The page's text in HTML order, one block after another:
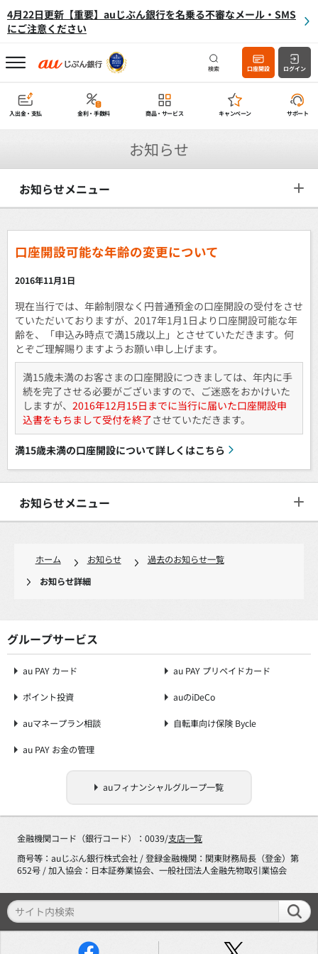
4月22日更新【重要】auじぶん銀行を名乗る不審なメール・SMS
にご注意ください
検索 口座開設 ログイン
入出金・支払 金利・手数料 商品・サービス キャンペーン サポート
お知らせ
お知らせメニュー
口座開設可能な年齢の変更について
2016年11月1日
現在当行では、年齢制限なく円普通預金の口座開設の受付をさせ
ていただいておりますが、2017年1月1日より口座開設可能な年
齢を、「申込み時点で満15歳以上」とさせていただきます。何
とぞご理解賜りますようお願い申し上げます。
満15歳未満のお客さまの口座開設につきましては、年内に手
続を完了させる必要がございますので、ご迷惑をおかけいた
しますが、 2016年12月15日までに当行に届いた口座開設申
込書をもちまして受付を終了させていただきます。
満15歳未満の口座開設について詳しくはこちら
お知らせメニュー
ホーム お知らせ
過去のお知らせ一覧
お知らせ詳細
グループサービス
au PAY カード au PAY プリペイドカード
ポイント投資 auのiDeCo
auマネープラン相談 自転車向け保険 Bycle
au PAY お金の管理
auフィナンシャルグループ一覧
金融機関コード（銀行コード）：0039/支店一覧
商号等：auじぶん銀行株式会社 / 登録金融機関：関東財務局長（登金）第
652号 / 加入協会：日本証券業協会、一般社団法人金融先物取引業協会